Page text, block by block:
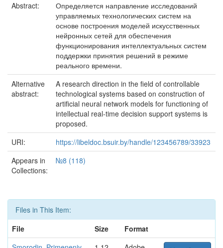
Abstract:
Определяется направление исследований
управляемых технологических систем на
основе построения моделей искусственных
нейронных сетей для обеспечения
функционирования интеллектуальных систем
поддержки принятия решений в режиме
реального времени.
Alternative
abstract:
A research direction in the field of controllable
technological systems based on construction of
artificial neural network models for functioning of
intellectual real-time decision support systems is
proposed.
URI:
https://libeldoc.bsuir.by/handle/123456789/33923
Appears in
Collections:
№8 (118)
Files in This Item:
File
Size
Format